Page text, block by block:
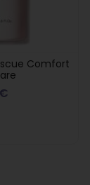
Comfort